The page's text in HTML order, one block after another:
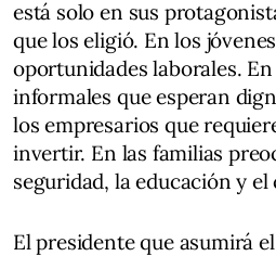
está solo en sus
que los eligió. En los
oportunidades laborales.
informales que esperan
los empresarios que
invertir. En las familias
seguridad, la educación y el
El presidente que asumirá